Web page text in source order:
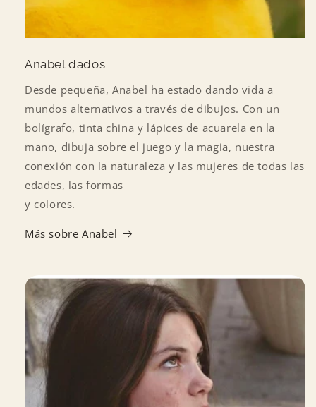
Anabel dados
Desde pequeña, Anabel ha estado dando vida a
mundos alternativos a través de dibujos. Con un
bolígrafo, tinta china y lápices de acuarela en la
mano, dibuja sobre el juego y la magia, nuestra
conexión con la naturaleza y las mujeres de todas las
edades, las formas
y colores.
Más sobre Anabel